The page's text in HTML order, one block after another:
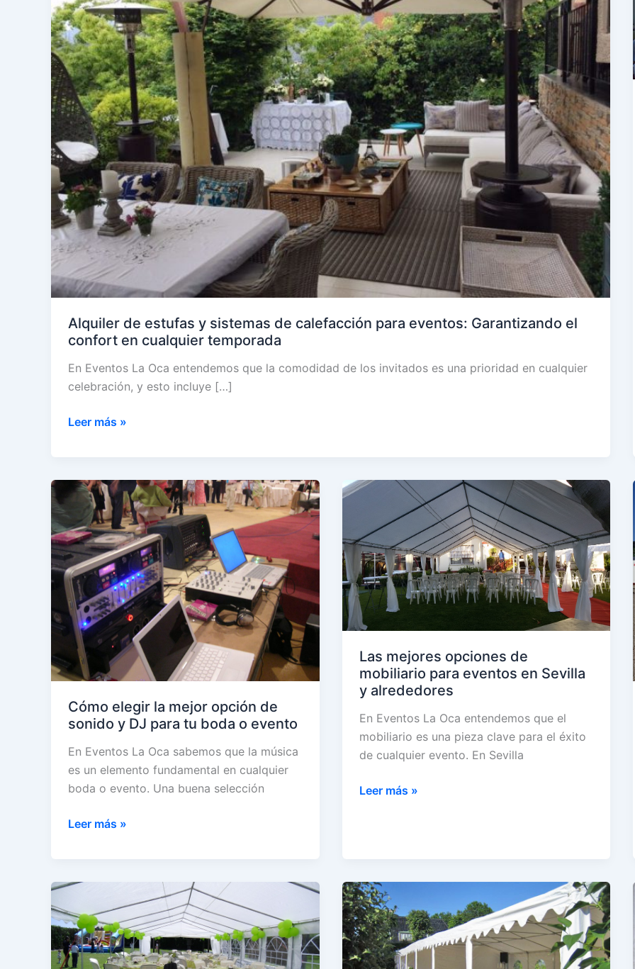
Alquiler de estufas y sistemas de calefacción para eventos: Garantizando el
confort en cualquier temporada
En Eventos La Oca entendemos que la comodidad de los invitados es una prioridad en cualquier
celebración, y esto incluye […]
Alquiler
sistemas
de
calefacción
para
eventos:
Garantizando
el
confort
en
cualquier
temporada
Leer más »
Cómo elegir la mejor opción de
sonido y DJ para tu boda o evento
En Eventos La Oca sabemos que la música
es un elemento fundamental en cualquier
boda o evento. Una buena selección
Cómo
de
sonido
y
Leer más »
Las mejores opciones de
mobiliario para eventos en Sevilla
y alrededores
En Eventos La Oca entendemos que el
mobiliario es una pieza clave para el éxito
de cualquier evento. En Sevilla
Las
para
eventos
en
Sevilla
y
Leer más »